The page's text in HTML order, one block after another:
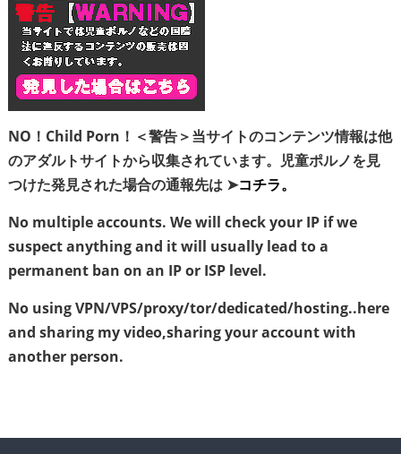
NO！Child Porn！＜警告＞当サイトのコンテンツ情報は他
のアダルトサイトから収集されています。児童ポルノを見
つけた発見された場合の通報先は ➤コチラ。
No multiple accounts. We will check your IP if we
suspect anything and it will usually lead to a
permanent ban on an IP or ISP level.
No using VPN/VPS/proxy/tor/dedicated/hosting..here
and sharing my video,sharing your account with
another person.